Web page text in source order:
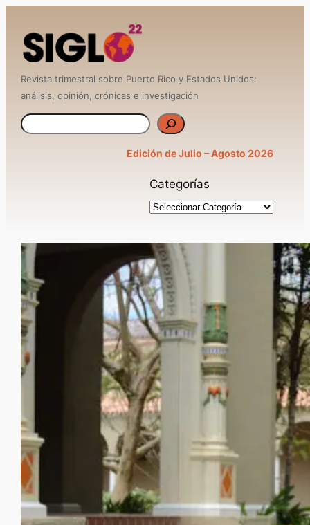
contenido
Revista trimestral sobre Puerto Rico y Estados Unidos:
análisis, opinión, crónicas e investigación
B
Edición de Julio – Agosto 2026
Categorías